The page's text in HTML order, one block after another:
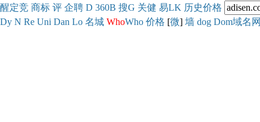
醒定竞 商标 评 企聘 D 360B 搜G 关健 易LK 历史价格
Dy N Re Uni Dan Lo 名城 WhoWho 价格 [微] 墙 dog Dom域名网